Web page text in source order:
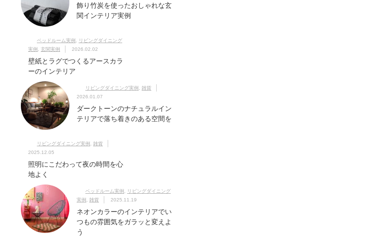
飾り竹炭を使ったおしゃれな玄
関インテリア実例
ベッドルーム実例
リビングダイニング
実例
玄関実例 2026.02.02
壁紙とラグでつくるアースカラ
ーのインテリア
リビングダイニング実例
雑貨
2026.01.07
ダークトーンのナチュラルイン
テリアで落ち着きのある空間を
リビングダイニング実例
雑貨
2025.12.05
照明にこだわって夜の時間を心
地よく
ベッドルーム実例
リビングダイニング
実例
雑貨 2025.11.19
ネオンカラーのインテリアでい
つもの雰囲気をガラッと変えよ
う